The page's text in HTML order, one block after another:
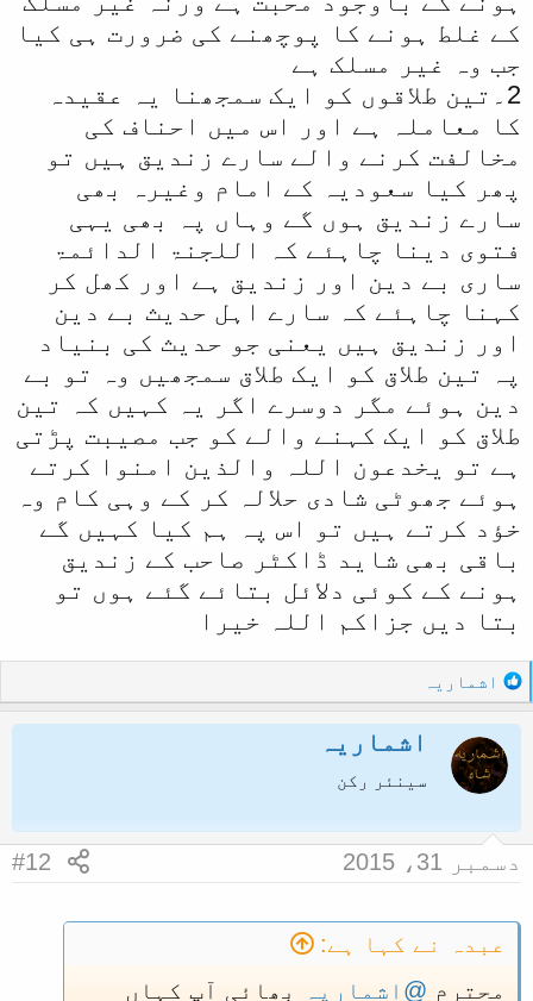
کے غلط ہونے کا پوچھنے کی ضرورت ہی کیا
جب وہ غیر مسلک ہے
2۔تین طلاقوں کو ایک سمجھنا یہ عقیدہ
کا معاملہ ہے اور اس میں احناف کی
مخالفت کرنے والے سارے زندیق ہیں تو
پھر کیا سعودیہ کے امام وغیرہ بھی
سارے زندیق ہوں گے وہاں پہ بھی یہی
فتوی دینا چاہئے کہ اللجنۃ الدائمۃ
ساری بے دین اور زندیق ہے اور کھل کر
کہنا چاہئے کہ سارے اہل حدیث بے دین
اور زندیق ہیں یعنی جو حدیث کی بنیاد
پہ تین طلاق کو ایک طلاق سمجھیں وہ تو بے
دین ہوئے مگر دوسرے اگر یہ کہیں کہ تین
طلاق کو ایک کہنے والے کو جب مصیبت پڑتی
ہے تو یخدعون اللہ والذین امنوا کرتے
ہوئے جھوٹی شادی حلالہ کر کے وہی کام وہ
خؤد کرتے ہیں تو اس پہ ہم کیا کہیں گے
باقی بھی شاید ڈاکٹر صاحب کے زندیق
ہونے کے کوئی دلائل بتائے گئے ہوں تو
بتا دیں جزاکم اللہ خیرا
R
e
a
c
t
o
اشماریہ
اشماریہ
سینئر رکن
دسمبر 31، 2015 #12
عبدہ نے کہا ہے:
محترم @اشماریہ بھائی آپ کہاں